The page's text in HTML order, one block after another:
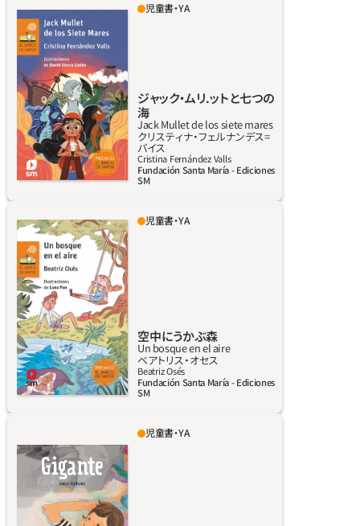
ジョンとジェイムズはジャックの父さん。そし
て失踪中だ。でも彼女はすでに、ふたりを見つ
ける計画を立てている。そのために友だち、つ
まり人魚のクラケン、ドルイド教の司祭を目指
すエレチョ、カングレホ島の幽霊オリベルの助
けを借りるつもり。こうしてわくわくする島の
旅が始まった。雲を突っ切り、溶岩の砂漠を歩
き、火山の噴火口によじ登り、ドラゴンの背に
乗って飛ぶんだ。
詳しく見る
児童書・YA
ジャック‧ムリ.ットと七つの
海
Jack Mullet de los siete mares
クリスティナ‧フェルナンデス=
バイス
Cristina Fernández Valls
Fundación Santa María - Ediciones
SM
笑顔の住民とミステリアスな魔女が暮らし、た
くさんの物語がある、家庭的な村。破産した父
親と、世界を変えようと決めている祖父ととも
に、町から来た少年。つがいのアヒルは、本が実
るオリーブの木と、ハートが実るアーモンドの
木のあいだで居場所を探す。魔法が生まれるの
に、森よりもいい場所があるだろうか？
詳しく見る
児童書・YA
空中にうかぶ森
Un bosque en el aire
ベアトリス‧オセス
Beatriz Osés
Fundación Santa María - Ediciones
SM
全文を巻末に配置した大型本。これにより読者
は、別の時代の小さな世界に現れた男の子とと
もに各ページをじっくり見ていくことができ
る。あるいは小さな世界ではなく、その子が巨
人なのかも？ 『ガリバー旅行記』にオマージ
児童書・YA